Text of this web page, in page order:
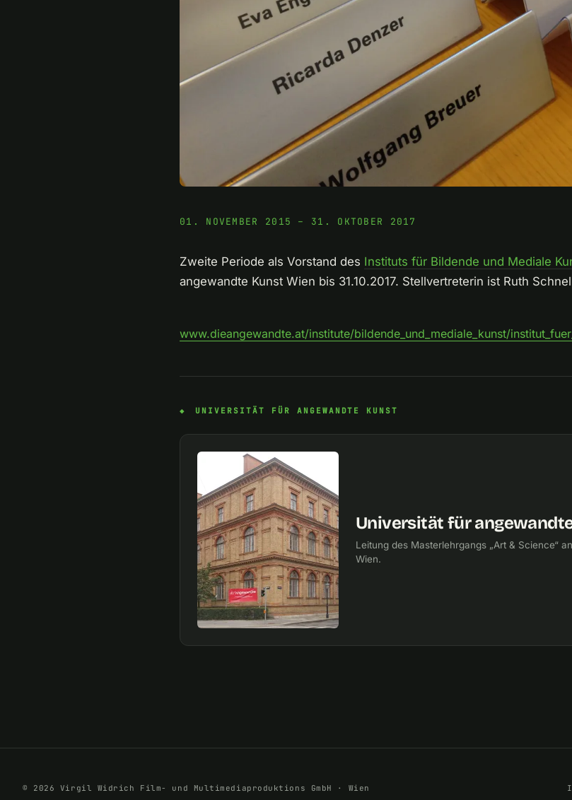
01. NOVEMBER 2015 – 31. OKTOBER 2017
Zweite Periode als Vorstand des Instituts für Bildende und Mediale
angewandte Kunst Wien bis 31.10.2017. Stellvertreterin ist Ruth
www.dieangewandte.at/institute/bildende_und_mediale_kunst/
UNIVERSITÄT FÜR ANGEWANDTE KUNST
Universität für
Leitung des Masterlehrgangs „Art & Science“
Wien.
© 2026 Virgil Widrich Film- und Multimediaproduktions GmbH · Wien